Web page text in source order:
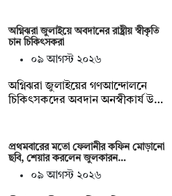
অগ্নিঝরা জুলাইয়ে অবদানের রাষ্ট্রীয় স্বীকৃতি
চান চিকিৎসকরা
০৯ আগস্ট ২০২৬
অগ্নিঝরা জুলাইয়ের গণআন্দোলনে
চিকিৎসকদের অবদান অনস্বীকার্য উ…
প্রথমবারের মতো ফেলানীর কফিন মোড়ানো
ছবি, শেয়ার করলেন জুলকারন…
০৯ আগস্ট ২০২৬